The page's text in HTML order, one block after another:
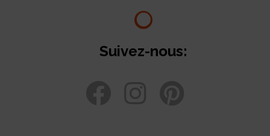
Suivez-nous: